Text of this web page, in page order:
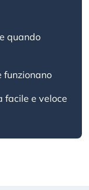
quando
funzionano
facile e veloce